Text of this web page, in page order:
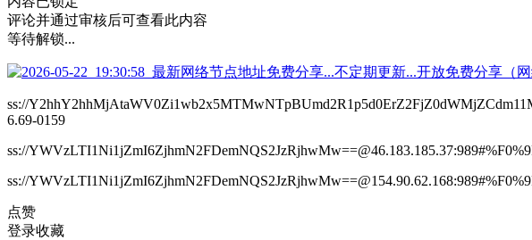
评论并通过审核后可查看此内容
等待解锁...
ss://
6.69-0159
ss://
ss://
点赞
登录收藏